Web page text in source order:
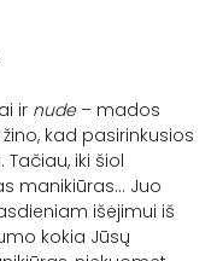
ir nude– mados
kad pasirinkusios
iki šiol
manikiūras... Juo
išėjimui iš
kokia Jūsų